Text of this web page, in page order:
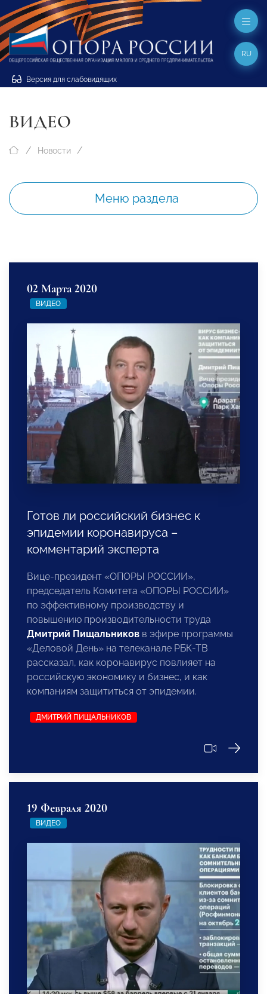
Версия для слабовидящих
RU
ВИДЕО
Новости
Меню раздела
02 Марта 2020
ВИДЕО
Готов ли российский бизнес к
эпидемии коронавируса –
комментарий эксперта
Вице-президент «ОПОРЫ РОССИИ»,
председатель Комитета «ОПОРЫ РОССИИ»
по эффективному производству и
повышению производительности труда
Дмитрий Пищальников в эфире программы
«Деловой День» на телеканале РБК-ТВ
рассказал, как коронавирус повлияет на
российскую экономику и бизнес, и как
компаниям защититься от эпидемии.
ДМИТРИЙ ПИЩАЛЬНИКОВ
19 Февраля 2020
ВИДЕО